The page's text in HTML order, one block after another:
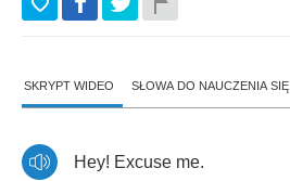
SKRYPT WIDEO SŁOWA DO NAUCZENIA SIĘ
Hey! Excuse me.